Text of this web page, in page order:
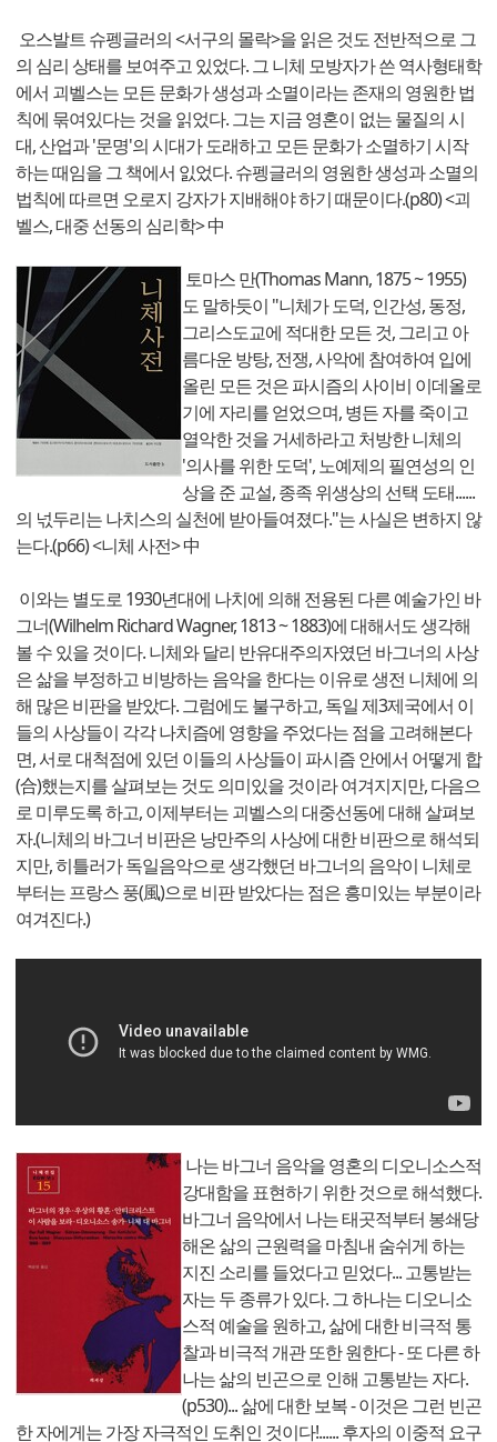
오스발트 슈펭글러의 <서구의 몰락>을 읽은 것도 전반적으로 그
의 심리 상태를 보여주고 있었다. 그 니체 모방자가 쓴 역사형태학
에서 괴벨스는 모든 문화가 생성과 소멸이라는 존재의 영원한 법
칙에 묶여있다는 것을 읽었다. 그는 지금 영혼이 없는 물질의 시
대, 산업과 '문명'의 시대가 도래하고 모든 문화가 소멸하기 시작
하는 때임을 그 책에서 잀었다. 슈펭글러의 영원한 생성과 소멸의
법칙에 따르면 오로지 강자가 지배해야 하기 때문이다.(p80) <괴
벨스, 대중 선동의 심리학> 中
토마스 만(Thomas Mann, 1875 ~ 1955)
도 말하듯이 "니체가 도덕, 인간성, 동정,
그리스도교에 적대한 모든 것, 그리고 아
름다운 방탕, 전쟁, 사악에 참여하여 입에
올린 모든 것은 파시즘의 사이비 이데올로
기에 자리를 얻었으며, 병든 자를 죽이고
열악한 것을 거세하라고 처방한 니체의
'의사를 위한 도덕', 노예제의 필연성의 인
상을 준 교설, 종족 위생상의 선택 도태......
의 넋두리는 나치스의 실천에 받아들여졌다."는 사실은 변하지 않
는다.(p66) <니체 사전> 中
이와는 별도로 1930년대에 나치에 의해 전용된 다른 예술가인 바
그너(Wilhelm Richard Wagner, 1813 ~ 1883)에 대해서도 생각해
볼 수 있을 것이다. 니체와 달리 반유대주의자였던 바그너의 사상
은 삶을 부정하고 비방하는 음악을 한다는 이유로 생전 니체에 의
해 많은 비판을 받았다. 그럼에도 불구하고, 독일 제3제국에서 이
들의 사상들이 각각 나치즘에 영향을 주었다는 점을 고려해본다
면, 서로 대척점에 있던 이들의 사상들이 파시즘 안에서 어떻게 합
(合)했는지를 살펴보는 것도 의미있을 것이라 여겨지지만, 다음으
로 미루도록 하고, 이제부터는 괴벨스의 대중선동에 대해 살펴보
자.(니체의 바그너 비판은 낭만주의 사상에 대한 비판으로 해석되
지만, 히틀러가 독일음악으로 생각했던 바그너의 음악이 니체로
부터는 프랑스 풍(風)으로 비판 받았다는 점은 흥미있는 부분이라
여겨진다.)
나는 바그너 음악을 영혼의 디오니소스적
강대함을 표현하기 위한 것으로 해석했다.
바그너 음악에서 나는 태곳적부터 봉쇄당
해온 삶의 근원력을 마침내 숨쉬게 하는
지진 소리를 들었다고 믿었다... 고통받는
자는 두 종류가 있다. 그 하나는 디오니소
스적 예술을 원하고, 삶에 대한 비극적 통
찰과 비극적 개관 또한 원한다 - 또 다른 하
나는 삶의 빈곤으로 인해 고통받는 자다.
(p530)... 삶에 대한 보복 - 이것은 그런 빈곤
한 자에게는 가장 자극적인 도취인 것이다!...... 후자의 이중적 요구